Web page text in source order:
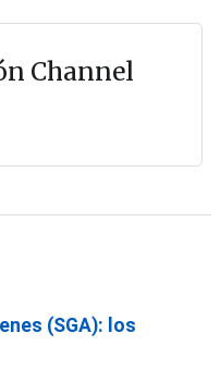
Channel
(SGA): los